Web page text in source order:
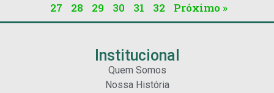
27
28 29 30 31 32 Próximo »
Institucional
Quem Somos
Nossa História